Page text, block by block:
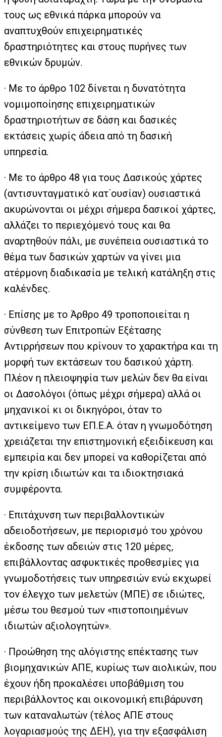
τους ως εθνικά πάρκα μπορούν να
αναπτυχθούν επιχειρηματικές
δραστηριότητες και στους πυρήνες των
εθνικών δρυμών.
· Με το άρθρο 102 δίνεται η δυνατότητα
νομιμοποίησης επιχειρηματικών
δραστηριοτήτων σε δάση και δασικές
εκτάσεις χωρίς άδεια από τη δασική
υπηρεσία.
· Με το άρθρο 48 για τους Δασικούς χάρτες
(αντισυνταγματικό κατ΄ουσίαν) ουσιαστικά
ακυρώνονται οι μέχρι σήμερα δασικοί χάρτες,
αλλάζει το περιεχόμενό τους και θα
αναρτηθούν πάλι, με συνέπεια ουσιαστικά το
θέμα των δασικών χαρτών να γίνει μια
ατέρμονη διαδικασία με τελική κατάληξη στις
καλένδες.
· Επίσης με το Άρθρο 49 τροποποιείται η
σύνθεση των Επιτροπών Εξέτασης
Αντιρρήσεων που κρίνουν το χαρακτήρα και τη
μορφή των εκτάσεων του δασικού χάρτη.
Πλέον η πλειοψηφία των μελών δεν θα είναι
οι Δασολόγοι (όπως μέχρι σήμερα) αλλά οι
μηχανικοί κι οι δικηγόροι, όταν το
αντικείμενο των ΕΠ.Ε.Α. όταν η γνωμοδότηση
χρειάζεται την επιστημονική εξειδίκευση και
εμπειρία και δεν μπορεί να καθορίζεται από
την κρίση ιδιωτών και τα ιδιοκτησιακά
συμφέροντα.
· Επιτάχυνση των περιβαλλοντικών
αδειοδοτήσεων, με περιορισμό του χρόνου
έκδοσης των αδειών στις 120 μέρες,
επιβάλλοντας ασφυκτικές προθεσμίες για
γνωμοδοτήσεις των υπηρεσιών ενώ εκχωρεί
τον έλεγχο των μελετών (ΜΠΕ) σε ιδιώτες,
μέσω του θεσμού των «πιστοποιημένων
ιδιωτών αξιολογητών».
· Προώθηση της αλόγιστης επέκτασης των
βιομηχανικών ΑΠΕ, κυρίως των αιολικών, που
έχουν ήδη προκαλέσει υποβάθμιση του
περιβάλλοντος και οικονομική επιβάρυνση
των καταναλωτών (τέλος ΑΠΕ στους
λογαριασμούς της ΔΕΗ), για την εξασφάλιση